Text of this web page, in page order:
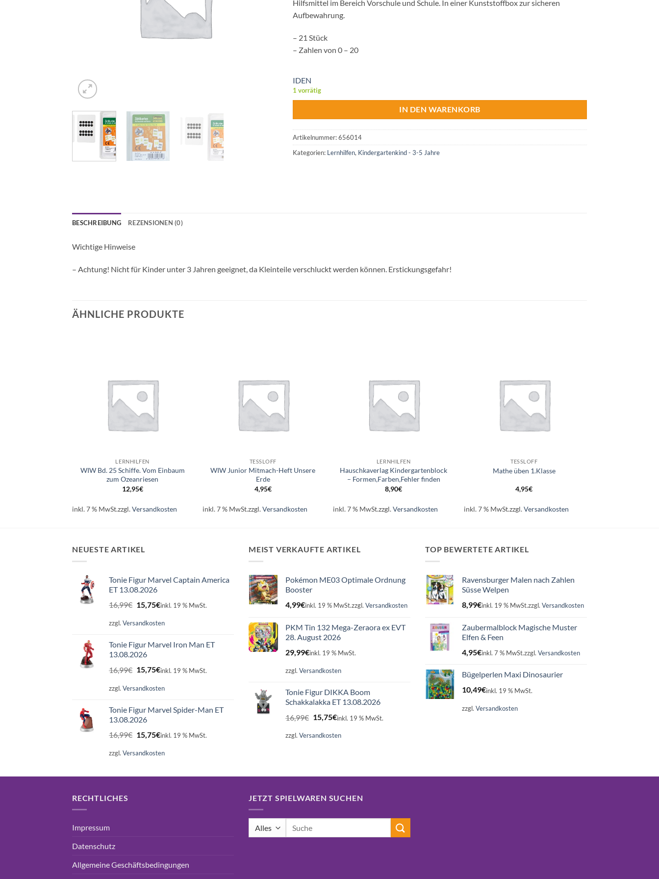
Hilfsmittel im Bereich Vorschule und Schule. In einer Kunststoffbox zur sicheren
Aufbewahrung.
– 21 Stück
– Zahlen von 0 – 20
IDEN
1 vorrätig
IN DEN WARENKORB
Artikelnummer:656014
Kategorien: Lernhilfen, Kindergartenkind - 3-5 Jahre
BESCHREIBUNG REZENSIONEN (0)
Wichtige Hinweise
– Achtung! Nicht für Kinder unter 3 Jahren geeignet, da Kleinteile verschluckt werden können. Erstickungsgefahr!
ÄHNLICHE PRODUKTE
LERNHILFEN
WIW Bd. 25 Schiffe. Vom Einbaum
zum Ozeanriesen
12,95€
inkl. 7 % MwSt.zzgl.Versandkosten
TESSLOFF
WIW Junior Mitmach-Heft Unsere
Erde
4,95€
inkl. 7 % MwSt.zzgl.Versandkosten
LERNHILFEN
Hauschkaverlag Kindergartenblock
– Formen,Farben,Fehler finden
8,90€
inkl. 7 % MwSt.zzgl.Versandkosten
TESSLOFF
Mathe üben 1.Klasse
4,95€
inkl. 7 % MwSt.zzgl.Versandkosten
NEUESTE ARTIKEL
Tonie Figur Marvel Captain America
ET 13.08.2026
16,99€ Ursprünglicher
Preis
war:
15,75€Aktueller
ist:
inkl. 19 % MwSt.
zzgl. Versandkosten
Tonie Figur Marvel Iron Man ET
13.08.2026
16,99€ Ursprünglicher
war:
15,75€Aktueller
ist:
inkl. 19 % MwSt.
zzgl. Versandkosten
Tonie Figur Marvel Spider-Man ET
13.08.2026
16,99€ Ursprünglicher
Preis
war:
15,75€Aktueller
ist:
inkl. 19 % MwSt.
zzgl. Versandkosten
MEIST VERKAUFTE ARTIKEL
Pokémon ME03 Optimale Ordnung
Booster
4,99€inkl. 19 % MwSt.zzgl. Versandkosten
PKM Tin 132 Mega-Zeraora ex EVT
28. August 2026
29,99€inkl. 19 % MwSt.
zzgl. Versandkosten
Tonie Figur DIKKA Boom
Schakkalakka ET 13.08.2026
16,99€ Ursprünglicher
war:
15,75€Aktueller
ist:
inkl. 19 % MwSt.
zzgl. Versandkosten
TOP BEWERTETE ARTIKEL
Ravensburger Malen nach Zahlen
Süsse Welpen
8,99€inkl. 19 % MwSt.zzgl. Versandkosten
Zaubermalblock Magische Muster
Elfen & Feen
4,95€inkl. 7 % MwSt.zzgl. Versandkosten
Bügelperlen Maxi Dinosaurier
10,49€inkl. 19 % MwSt.
zzgl. Versandkosten
RECHTLICHES
Impressum
Datenschutz
Allgemeine Geschäftsbedingungen
JETZT SPIELWAREN SUCHEN